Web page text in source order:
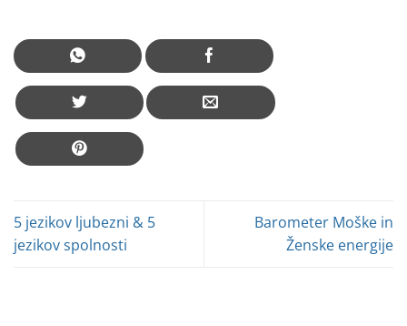
5 jezikov ljubezni & 5
jezikov spolnosti
Barometer Moške in
Ženske energije